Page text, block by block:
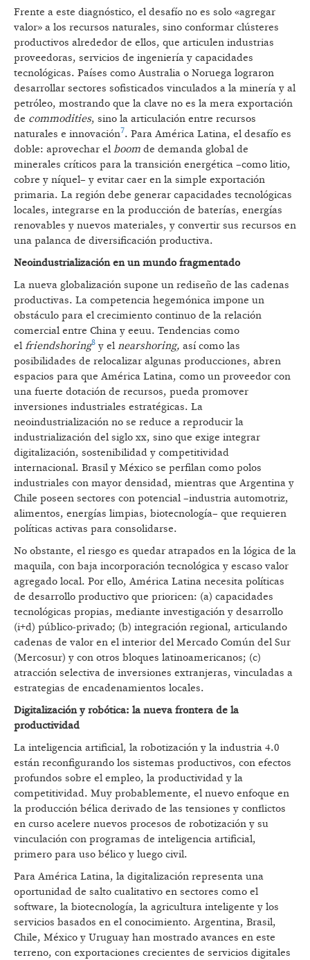
Frente a este diagnóstico, el desafío no es solo «agregar
valor» a los recursos naturales, sino conformar clústeres
productivos alrededor de ellos, que articulen industrias
proveedoras, servicios de ingeniería y capacidades
tecnológicas. Países como Australia o Noruega lograron
desarrollar sectores sofisticados vinculados a la minería y al
petróleo, mostrando que la clave no es la mera exportación
de commodities, sino la articulación entre recursos
naturales e innovación7. Para América Latina, el desafío es
doble: aprovechar el boom de demanda global de
minerales críticos para la transición energética –como litio,
cobre y níquel– y evitar caer en la simple exportación
primaria. La región debe generar capacidades tecnológicas
locales, integrarse en la producción de baterías, energías
renovables y nuevos materiales, y convertir sus recursos en
una palanca de diversificación productiva.
Neoindustrialización en un mundo fragmentado
La nueva globalización supone un rediseño de las cadenas
productivas. La competencia hegemónica impone un
obstáculo para el crecimiento continuo de la relación
comercial entre China y eeuu. Tendencias como
el friendshoring8 y el nearshoring, así como las
posibilidades de relocalizar algunas producciones, abren
espacios para que América Latina, como un proveedor con
una fuerte dotación de recursos, pueda promover
inversiones industriales estratégicas. La
neoindustrialización no se reduce a reproducir la
industrialización del siglo xx, sino que exige integrar
digitalización, sostenibilidad y competitividad
internacional. Brasil y México se perfilan como polos
industriales con mayor densidad, mientras que Argentina y
Chile poseen sectores con potencial –industria automotriz,
alimentos, energías limpias, biotecnología– que requieren
políticas activas para consolidarse.
No obstante, el riesgo es quedar atrapados en la lógica de la
maquila, con baja incorporación tecnológica y escaso valor
agregado local. Por ello, América Latina necesita políticas
de desarrollo productivo que prioricen: (a) capacidades
tecnológicas propias, mediante investigación y desarrollo
(i+d) público-privado; (b) integración regional, articulando
cadenas de valor en el interior del Mercado Común del Sur
(Mercosur) y con otros bloques latinoamericanos; (c)
atracción selectiva de inversiones extranjeras, vinculadas a
estrategias de encadenamientos locales.
Digitalización y robótica: la nueva frontera de la
productividad
La inteligencia artificial, la robotización y la industria 4.0
están reconfigurando los sistemas productivos, con efectos
profundos sobre el empleo, la productividad y la
competitividad. Muy probablemente, el nuevo enfoque en
la producción bélica derivado de las tensiones y conflictos
en curso acelere nuevos procesos de robotización y su
vinculación con programas de inteligencia artificial,
primero para uso bélico y luego civil.
Para América Latina, la digitalización representa una
oportunidad de salto cualitativo en sectores como el
software, la biotecnología, la agricultura inteligente y los
servicios basados en el conocimiento. Argentina, Brasil,
Chile, México y Uruguay han mostrado avances en este
terreno, con exportaciones crecientes de servicios digitales